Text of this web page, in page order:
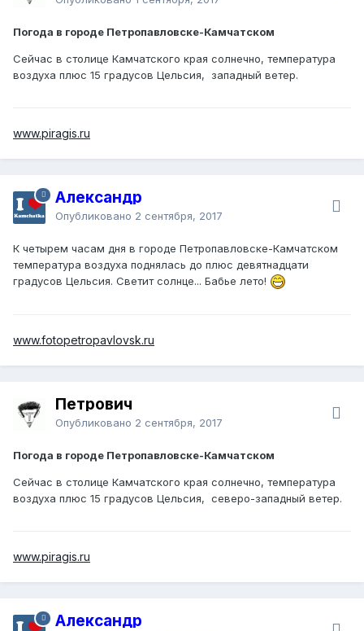
Погода в городе Петропавловске-Камчатском
Сейчас в столице Камчатского края солнечно, температура
воздуха плюс 15 градусов Цельсия, западный ветер.
www.piragis.ru
Александр
Опубликовано 2 сентября, 2017
К четырем часам дня в городе Петропавловске-Камчатском
температура воздуха поднялась до плюс девятнадцати
градусов Цельсия. Светит солнце... Бабье лето!
www.fotopetropavlovsk.ru
Петрович
Опубликовано 2 сентября, 2017
Погода в городе Петропавловске-Камчатском
Сейчас в столице Камчатского края солнечно, температура
воздуха плюс 15 градусов Цельсия, северо-западный ветер.
www.piragis.ru
Александр